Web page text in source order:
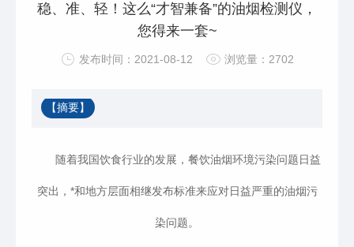
稳、准、轻！这么“才智兼备”的油烟检测仪，
您得来一套~
发布时间：2021-08-12 浏览量：2702
【摘要】
随着我国饮食行业的发展，餐饮油烟环境污染问题日益
突出，*和地方层面相继发布标准来应对日益严重的油烟污
染问题。